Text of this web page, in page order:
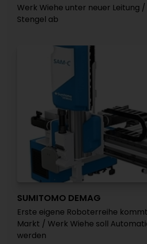
Werk Wiehe unter neuer Leitung /
Stengel ab
SUMITOMO DEMAG
Erste eigene Roboterreihe
Markt / Werk Wiehe soll
werden